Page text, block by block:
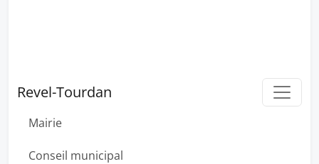
Revel-Tourdan
Mairie
Conseil municipal